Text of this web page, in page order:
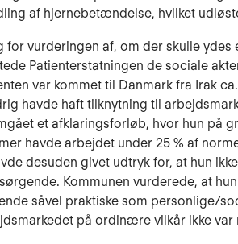
af hjernebetændelse, hvilket
for vurderingen af, om der skulle ydes
Patienterstatningen de sociale
var kommet til Danmark fra Irak
havde haft tilknytning til
et afklaringsforløb, hvor hun på
havde arbejdet under 25 % af
desuden givet udtryk for, at hun
Kommunen vurderede, at
såvel praktiske som personlige/
på ordinære vilkår ikke var